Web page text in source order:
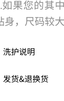
洗护说明
发货&退换货